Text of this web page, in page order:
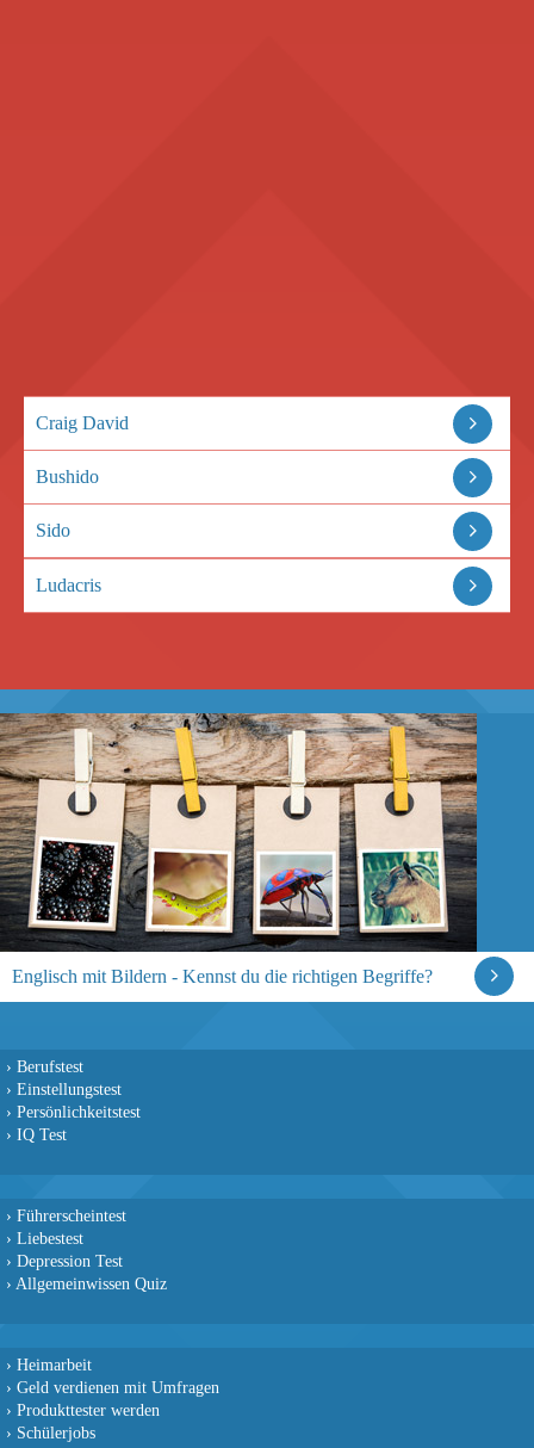
Craig David
Bushido
Sido
Ludacris
Englisch mit Bildern - Kennst du die richtigen Begriffe?
› Berufstest
› Einstellungstest
› Persönlichkeitstest
› IQ Test
› Führerscheintest
› Liebestest
› Depression Test
› Allgemeinwissen Quiz
› Heimarbeit
› Geld verdienen mit Umfragen
› Produkttester werden
› Schülerjobs